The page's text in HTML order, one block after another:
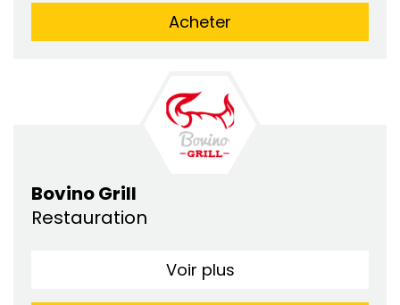
Acheter
Bovino Grill
Restauration
Voir plus